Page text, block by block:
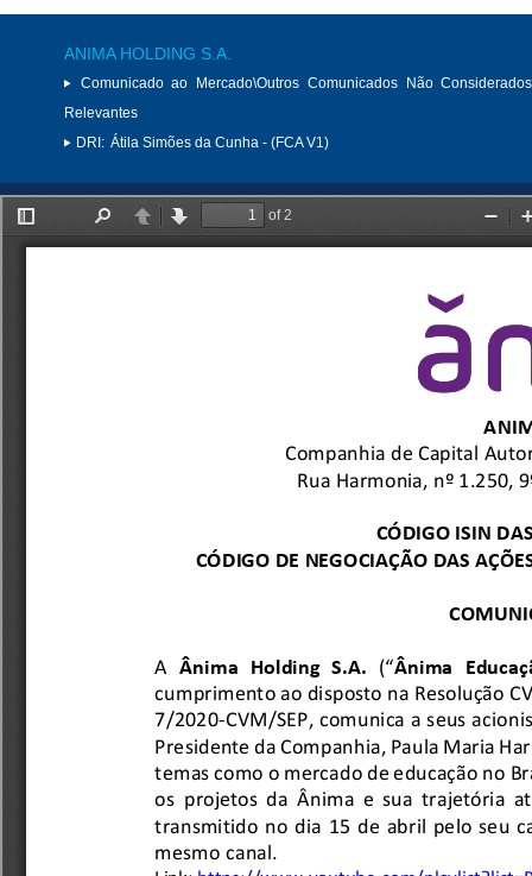
ANIMA HOLDING S.A.
Comunicado ao Mercado\Outros Comunicados Não
Relevantes
DRI: Átila Simões da Cunha - (FCA V1)